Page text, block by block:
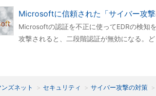
Microsoftに信頼された「サイバー攻
Microsoftの認証を不正に使ってEDRの検知
攻撃されると、二段階認証が無効になる。
ズネット セキュリティ サイバー攻撃の対策